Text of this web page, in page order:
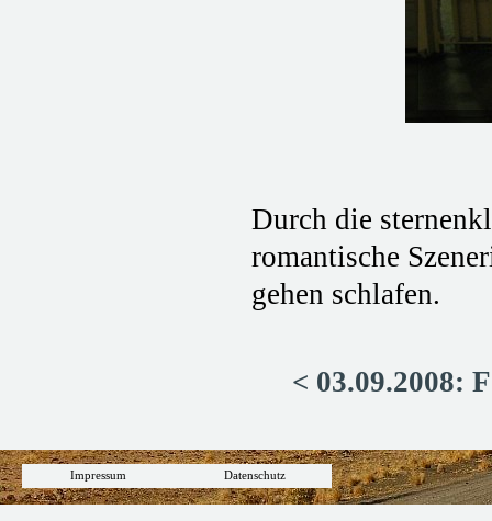
Durch die
romantische
gehen schlafen.
< 03.09.2008:
Impressum Datenschutz